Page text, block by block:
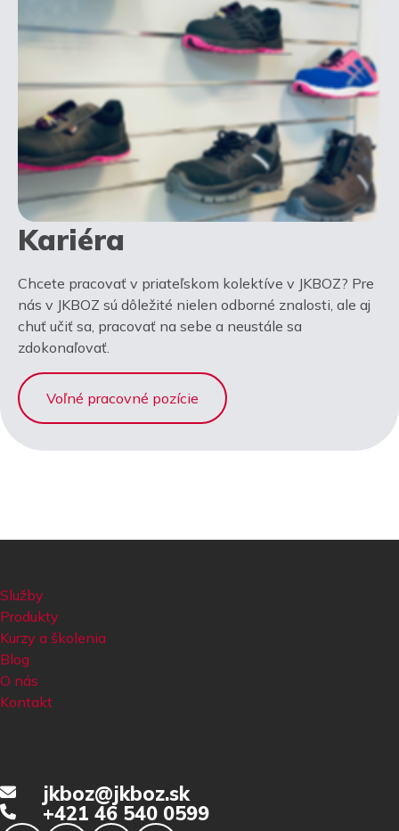
Kariéra
Chcete pracovať v priateľskom kolektíve v JKBOZ? Pre
nás v JKBOZ sú dôležité nielen odborné znalosti, ale aj
chuť učiť sa, pracovať na sebe a neustále sa
zdokonaľovať.
Voľné pracovné pozície
Služby
Produkty
Kurzy a školenia
Blog
O nás
Kontakt
jkboz@jkboz.sk
+421 46 540 0599